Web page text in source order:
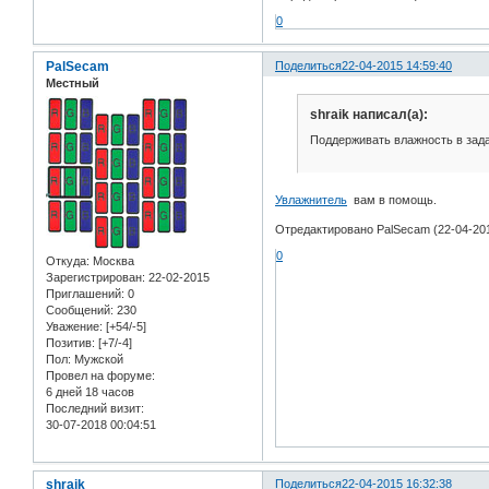
0
Поделиться22-04-2015 14:59:40
PalSecam
Местный
Откуда: Москва
Зарегистрирован: 22-02-2015
Приглашений: 0
Сообщений: 230
Уважение: [+54/-5]
Позитив: [+7/-4]
Пол: Мужской
Провел на форуме:
6 дней 18 часов
Последний визит:
30-07-2018 00:04:51
shraik написал(а):
Поддерживать влажность в
Увлажнитель вам в помощь.
Отредактировано PalSecam (22-04-
0
Поделиться22-04-2015 16:32:38
shraik